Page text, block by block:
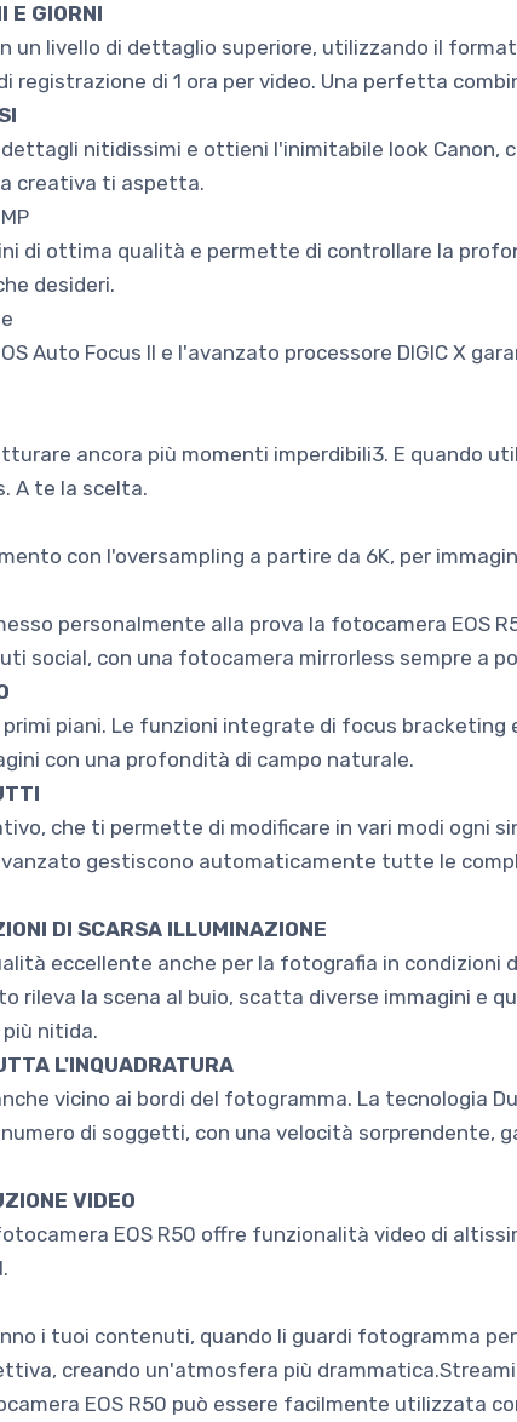
E GIORNI
un livello di dettaglio superiore, utilizzando il
registrazione di 1 ora per video. Una perfetta
nitidissimi e ottieni l'inimitabile look Canon,
creativa ti aspetta.
di ottima qualità e permette di controllare la
desideri.
Auto Focus II e l'avanzato processore DIGIC X
ancora più momenti imperdibili3. E quando
A te la scelta.
con l'oversampling a partire da 6K, per
personalmente alla prova la fotocamera EOS
social, con una fotocamera mirrorless sempre a
piani. Le funzioni integrate di focus
con una profondità di campo naturale.
che ti permette di modificare in vari modi ogni
gestiscono automaticamente tutte le
DI SCARSA ILLUMINAZIONE
eccellente anche per la fotografia in condizioni
rileva la scena al buio, scatta diverse immagini e
nitida.
L'INQUADRATURA
vicino ai bordi del fotogramma. La tecnologia
di soggetti, con una velocità sorprendente,
VIDEO
EOS R50 offre funzionalità video di
i tuoi contenuti, quando li guardi fotogramma
creando un'atmosfera più
EOS R50 può essere facilmente utilizzata